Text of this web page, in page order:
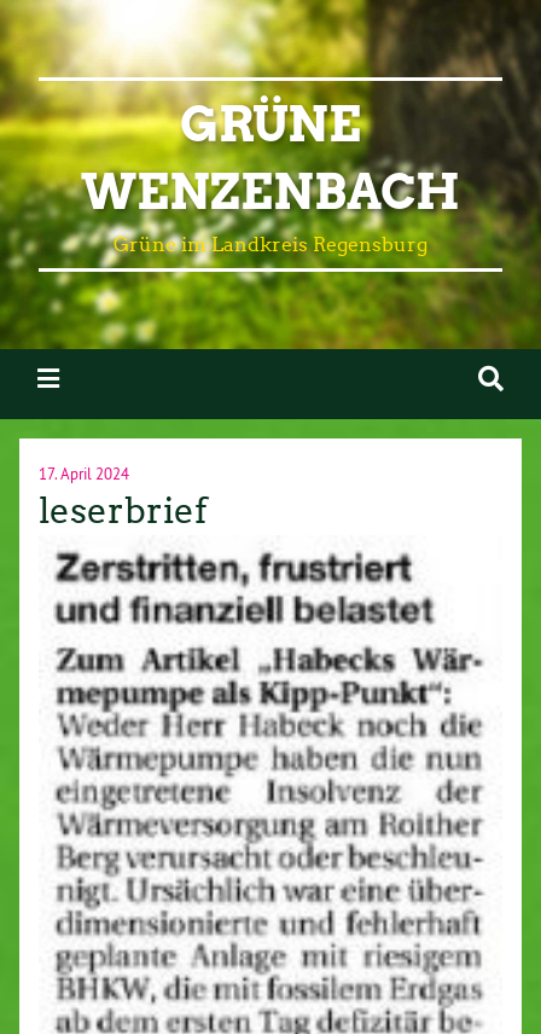
GRÜNE
WENZENBACH
Grüne im Landkreis Regensburg
17. April 2024
leserbrief